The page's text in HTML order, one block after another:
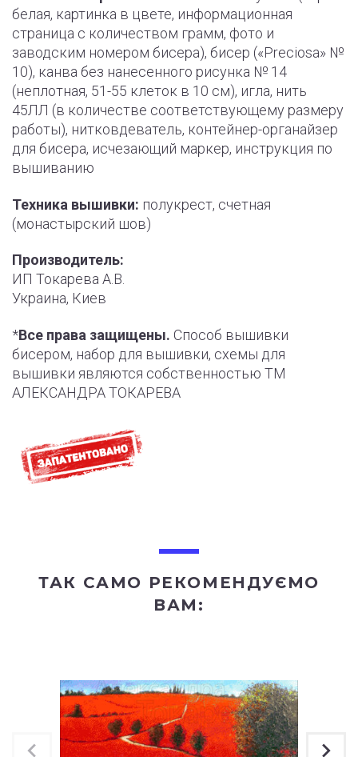
белая, картинка в цвете, информационная
страница с количеством грамм, фото и
заводским номером бисера), бисер («Preciosa» №
10), канва без нанесенного рисунка № 14
(неплотная, 51-55 клеток в 10 см), игла, нить
45ЛЛ (в количестве соответствующему размеру
работы), нитковдеватель, контейнер-органайзер
для бисера, исчезающий маркер, инструкция по
вышиванию
Техника вышивки: полукрест, счетная
(монастырский шов)
Производитель:
ИП Токарева А.В.
Украина, Киев
*Все права защищены. Способ вышивки
бисером, набор для вышивки, схемы для
вышивки являются собственностью ТМ
АЛЕКСАНДРА ТОКАРЕВА
ТАК САМО РЕКОМЕНДУЄМО
ВАМ: